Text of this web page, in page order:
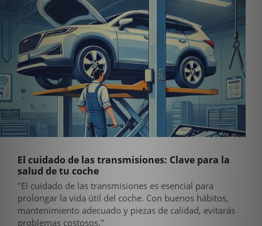
El cuidado de las transmisiones: Clave para la
salud de tu coche
"El cuidado de las transmisiones es esencial para
prolongar la vida útil del coche. Con buenos hábitos,
mantenimiento adecuado y piezas de calidad, evitarás
problemas costosos."